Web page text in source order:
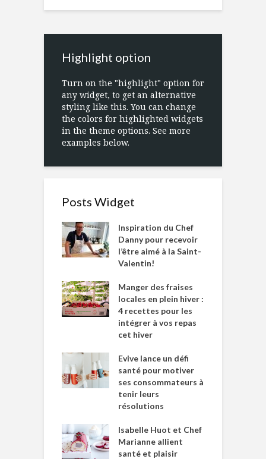
Highlight option
Turn on the "highlight" option for
any widget, to get an alternative
styling like this. You can change
the colors for highlighted widgets
in the theme options. See more
examples below.
Posts Widget
Inspiration du Chef
Danny pour recevoir
l’être aimé à la Saint-
Valentin!
Manger des fraises
locales en plein hiver :
4 recettes pour les
intégrer à vos repas
cet hiver
Evive lance un défi
santé pour motiver
ses consommateurs à
tenir leurs
résolutions
Isabelle Huot et Chef
Marianne allient
santé et plaisir